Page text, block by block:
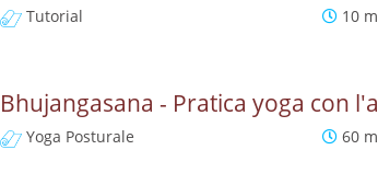
Tutorial 10
Bhujangasana - Pratica yoga con
Yoga Posturale 60